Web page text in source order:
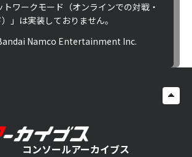
ワークモード（オンラインでの対戦・
」は実装しておりません。
Namco Entertainment Inc.
コンソールアーカイブス